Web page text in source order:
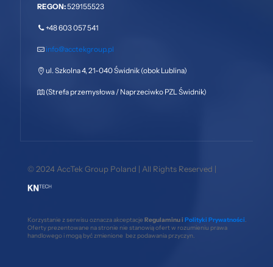
REGON:529155523
+48 603 057 541
info@acctekgroup.pl
ul. Szkolna 4, 21-040 Świdnik (obok Lublina)
(Strefa przemysłowa / Naprzeciwko PZL Świdnik)
© 2024 AccTek Group Poland | All Rights Reserved |
Korzystanie z serwisu oznacza akceptacje Regulaminu i Polityki Prywatności
Oferty prezentowane na stronie nie stanowią ofert w rozumieniu prawa
handlowego i mogą być zmienione bez podawania przyczyn.